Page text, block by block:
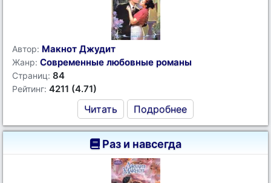
Автор: Макнот Джудит
Жанр: Современные любовные романы
Страниц: 84
Рейтинг: 4211 (4.71)
Читать Подробнее
Раз и навсегда